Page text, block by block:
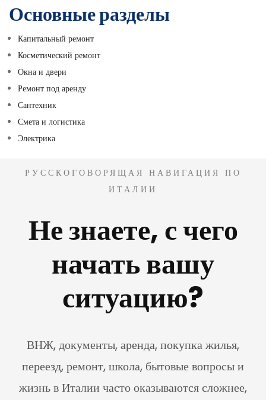
Основные разделы
Капитальный ремонт
Косметический ремонт
Окна и двери
Ремонт под аренду
Сантехник
Смета и логистика
Электрика
РУССКОГОВОРЯЩАЯ НАВИГАЦИЯ ПО
ИТАЛИИ
Не знаете, с чего
начать вашу
ситуацию?
ВНЖ, документы, аренда, покупка жилья,
переезд, ремонт, школа, бытовые вопросы и
жизнь в Италии часто оказываются сложнее,